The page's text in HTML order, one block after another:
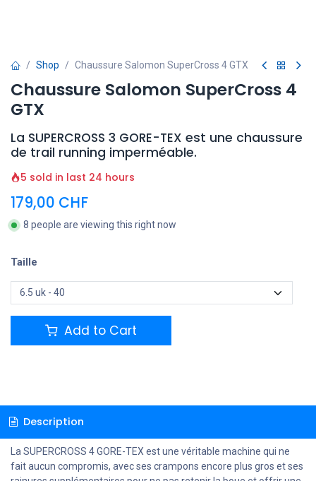
Shop Chaussure Salomon SuperCross 4 GTX
Chaussure Salomon SuperCross 4
GTX
La SUPERCROSS 3 GORE-TEX est une chaussure
de trail running imperméable.
5 sold in last 24 hours
179,00 CHF
8 people are viewing this right now
Taille
Add to Cart
Description
La SUPERCROSS 4 GORE-TEX est une véritable machine qui ne
fait aucun compromis, avec ses crampons encore plus gros et ses